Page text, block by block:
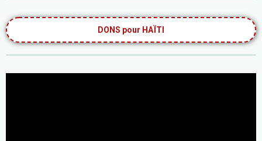
DONS pour HAÏTI